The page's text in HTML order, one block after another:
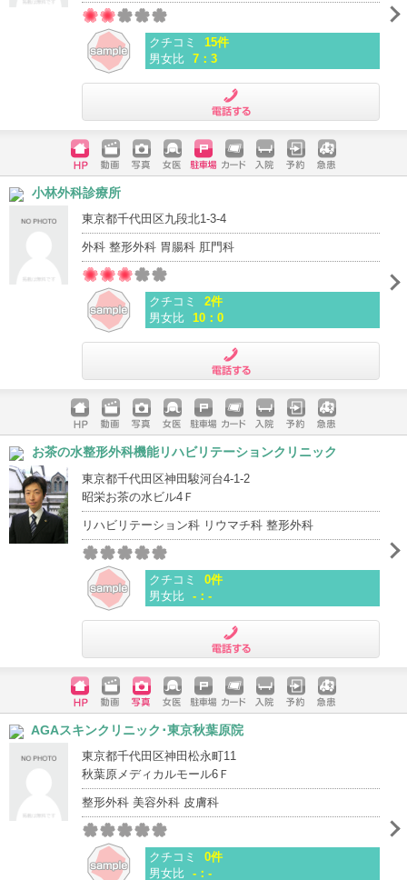
クチコミ
15件
男女比 7：3
ホームペ
ージ
動画 写真 女医 駐車場
クレジッ
入院 予約 急患
小林外科診療所
東京都千代田区九段北1-3-4
外科 整形外科 胃腸科 肛門科
クチコミ
2件
男女比 10：0
ホームペ
ージ
動画 写真 女医 駐車場
クレジッ
トカード
入院 予約 急患
お茶の水整形外科機能リハビリテーションクリニック
東京都千代田区神田駿河台4-1-2
昭栄お茶の水ビル4Ｆ
リハビリテーション科 リウマチ科 整形外科
クチコミ
0件
男女比 -：-
ホームペ
ージ
動画 写真 女医 駐車場
クレジッ
トカード
入院 予約 急患
AGAスキンクリニック･東京秋葉原院
東京都千代田区神田松永町11
秋葉原メディカルモール6Ｆ
整形外科 美容外科 皮膚科
クチコミ
0件
男女比 -：-